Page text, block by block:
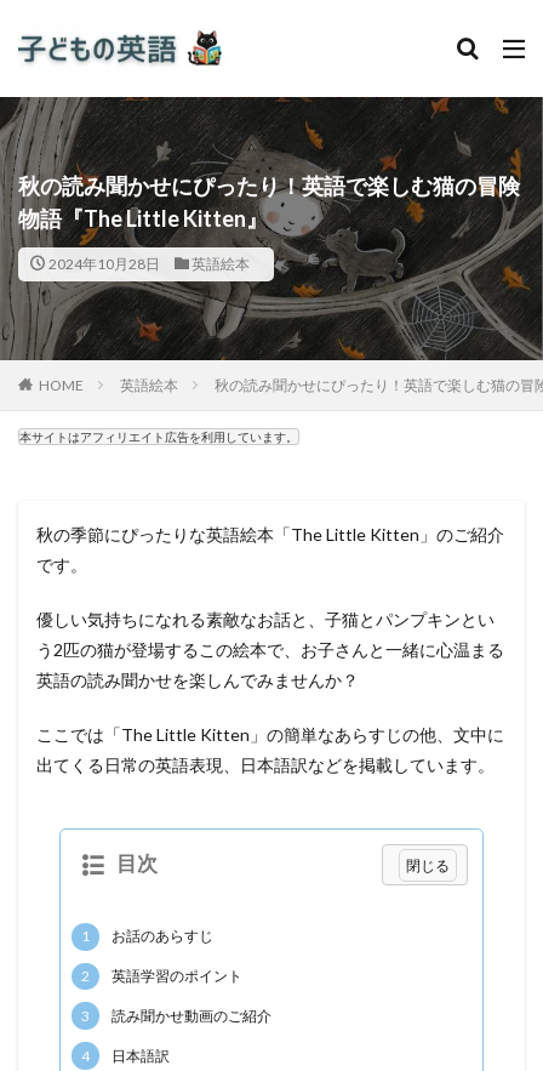
秋の読み聞かせにぴったり！英語で楽しむ猫の冒険
物語『The Little Kitten』
2024年10月28日 英語絵本
HOME 英語絵本 秋の読み聞かせにぴったり！英語で楽しむ猫の冒
本サイトはアフィリエイト広告を利用しています。
秋の季節にぴったりな英語絵本「The Little Kitten」のご紹介
です。
優しい気持ちになれる素敵なお話と、子猫とパンプキンとい
う2匹の猫が登場するこの絵本で、お子さんと一緒に心温まる
英語の読み聞かせを楽しんでみませんか？
ここでは「The Little Kitten」の簡単なあらすじの他、文中に
出てくる日常の英語表現、日本語訳などを掲載しています。
目次
1 お話のあらすじ
2 英語学習のポイント
3 読み聞かせ動画のご紹介
4 日本語訳